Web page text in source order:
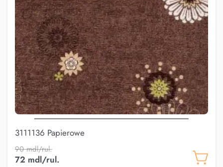
3111136 Papierowe
90 mdl/rul.
72 mdl/rul.